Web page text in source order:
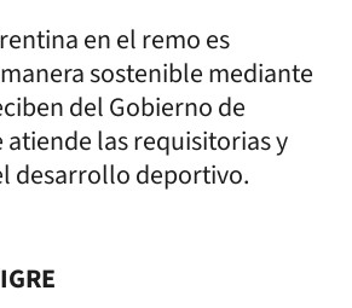
en el remo es
sostenible mediante
del Gobierno de
las requisitorias y
desarrollo deportivo.